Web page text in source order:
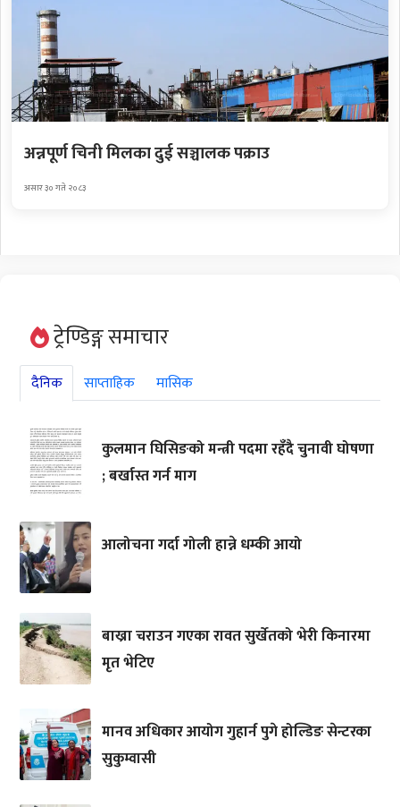
अन्नपूर्ण चिनी मिलका दुई सञ्चालक पक्राउ
असार ३० गते २०८३
ट्रेण्डिङ्ग समाचार
दैनिक साप्ताहिक मासिक
कुलमान घिसिङको मन्त्री पदमा रहँदै चुनावी घोषणा
; बर्खास्त गर्न माग
आलोचना गर्दा गोली हान्ने धम्की आयो
बाख्रा चराउन गएका रावत सुर्खेतको भेरी किनारमा
मृत भेटिए
मानव अधिकार आयोग गुहार्न पुगे होल्डिङ सेन्टरका
सुकुम्वासी